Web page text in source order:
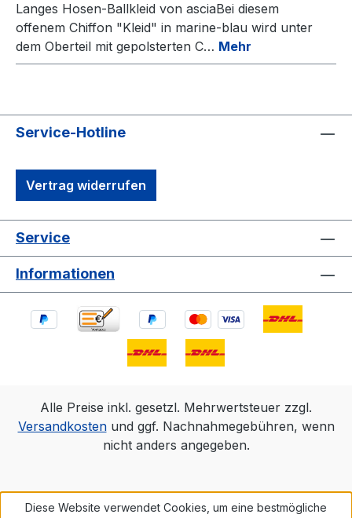
Langes Hosen-Ballkleid von asciaBei diesem
offenem Chiffon "Kleid" in marine-blau wird unter
dem Oberteil mit gepolsterten C… Mehr
Service-Hotline
Vertrag widerrufen
Service
Informationen
Alle Preise inkl. gesetzl. Mehrwertsteuer zzgl.
Versandkostenund ggf. Nachnahmegebühren, wenn
nicht anders angegeben.
Diese Website verwendet Cookies, um eine bestmögliche